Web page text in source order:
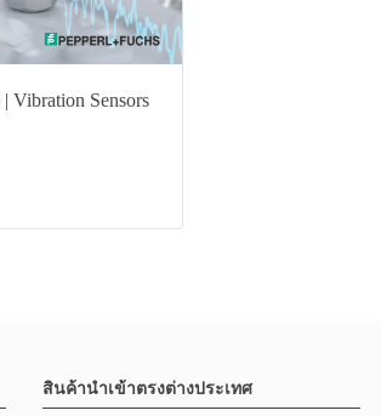
Vibration Sensors
สินค้านำเข้าตรงต่างประเทศ